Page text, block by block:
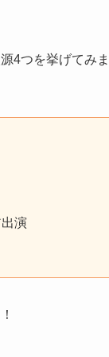
4つを挙げてみ
演